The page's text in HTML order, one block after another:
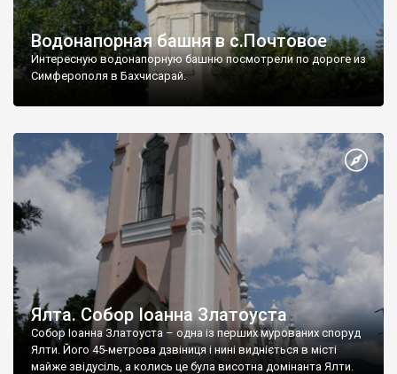
Водонапорная башня в с.Почтовое
Интересную водонапорную башню посмотрели по дороге из
Симферополя в Бахчисарай.
Ялта. Собор Іоанна Златоуста
Собор Іоанна Златоуста – одна із перших мурованих споруд
Ялти. Його 45-метрова дзвіниця і нині видніється в місті
майже звідусіль, а колись це була висотна домінанта Ялти.